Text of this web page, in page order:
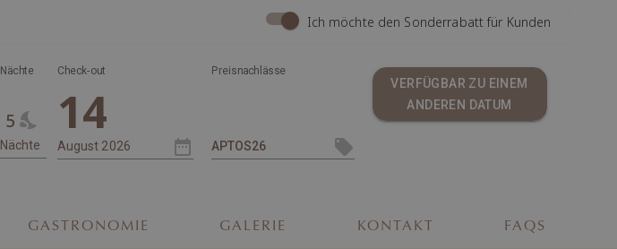
Ich möchte den Sonderrabatt für Kunden
Nächte
Nächte
5
Check-out
14
Preisnachlässe
VERFÜGBAR ZU EINEM
ANDEREN DATUM
GASTRONOMIE GALERIE KONTAKT FAQS